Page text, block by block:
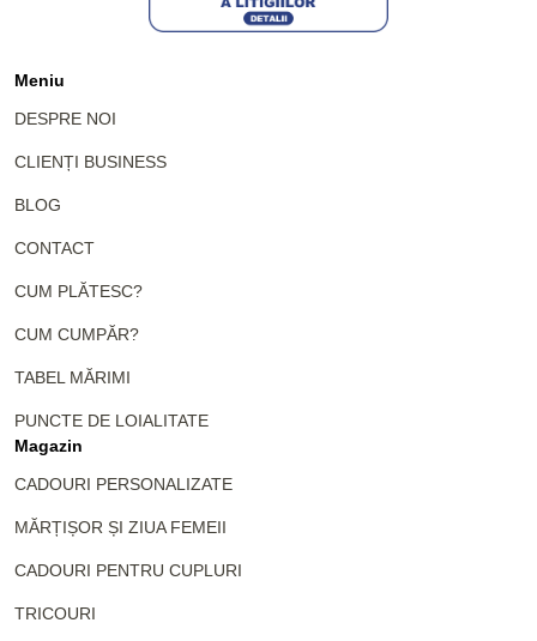
Meniu
DESPRE NOI
CLIENȚI BUSINESS
BLOG
CONTACT
CUM PLĂTESC?
CUM CUMPĂR?
TABEL MĂRIMI
PUNCTE DE LOIALITATE
Magazin
CADOURI PERSONALIZATE
MĂRȚIȘOR ȘI ZIUA FEMEII
CADOURI PENTRU CUPLURI
TRICOURI